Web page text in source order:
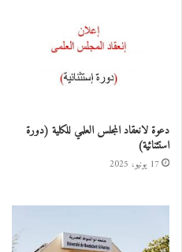
دعوة لانعقاد المجلس العلمي للكلية (دورة
استثنائية)
17 يونيو، 2025